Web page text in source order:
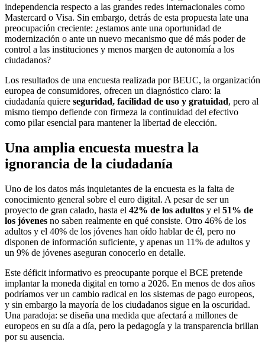
independencia respecto a las grandes redes internacionales como
Mastercard o Visa. Sin embargo, detrás de esta propuesta late una
preocupación creciente: ¿estamos ante una oportunidad de
modernización o ante un nuevo mecanismo que dé más poder de
control a las instituciones y menos margen de autonomía a los
ciudadanos?
Los resultados de una encuesta realizada por BEUC, la organización
europea de consumidores, ofrecen un diagnóstico claro: la
ciudadanía quiere seguridad, facilidad de uso y gratuidad, pero al
mismo tiempo defiende con firmeza la continuidad del efectivo
como pilar esencial para mantener la libertad de elección.
Una amplia encuesta muestra la
ignorancia de la ciudadanía
Uno de los datos más inquietantes de la encuesta es la falta de
conocimiento general sobre el euro digital. A pesar de ser un
proyecto de gran calado, hasta el 42% de los adultos y el 51% de
los jóvenes no saben realmente en qué consiste. Otro 46% de los
adultos y el 40% de los jóvenes han oído hablar de él, pero no
disponen de información suficiente, y apenas un 11% de adultos y
un 9% de jóvenes aseguran conocerlo en detalle.
Este déficit informativo es preocupante porque el BCE pretende
implantar la moneda digital en torno a 2026. En menos de dos años
podríamos ver un cambio radical en los sistemas de pago europeos,
y sin embargo la mayoría de los ciudadanos sigue en la oscuridad.
Una paradoja: se diseña una medida que afectará a millones de
europeos en su día a día, pero la pedagogía y la transparencia brillan
por su ausencia.